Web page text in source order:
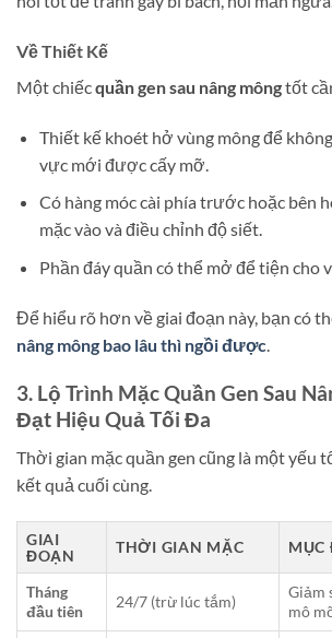
Về Thiết Kế
Một chiếcquần gen sau nâng môngtốt
Thiết kế khoét hở vùng mông để
vực mới được cấy mỡ.
Có hàng móc cài phía trước hoặc bên
mặc vào và điều chỉnh độ siết.
Phần đáy quần có thể mở để tiện cho
Để hiểu rõ hơn về giai đoạn này, bạn có
nâng mông bao lâu thì ngồi được
3. Lộ Trình Mặc Quần Gen Sau
Đạt Hiệu Quả Tối Đa
Thời gian mặc quần gen cũng là một yếu
kết quả cuối cùng.
GIAI
ĐOẠN
THỜI GIAN MẶC MỤC
Tháng
đầu tiên
24/7 (trừ lúc tắm)
Giảm
mô